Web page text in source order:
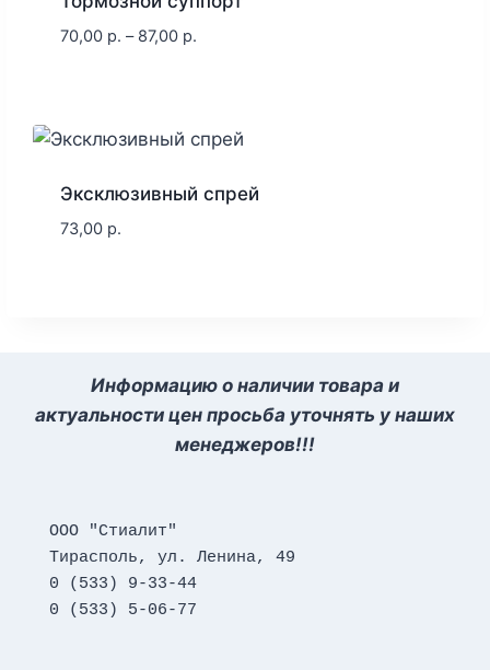
70,00 р. – 87,00 р.
Эксклюзивный спрей
73,00 р.
Информацию о наличии товара и
актуальности цен просьба уточнять у наших
менеджеров!!!
ООО "Стиалит"
Тирасполь, ул. Ленина, 49
0 (533) 9-33-44
0 (533) 5-06-77